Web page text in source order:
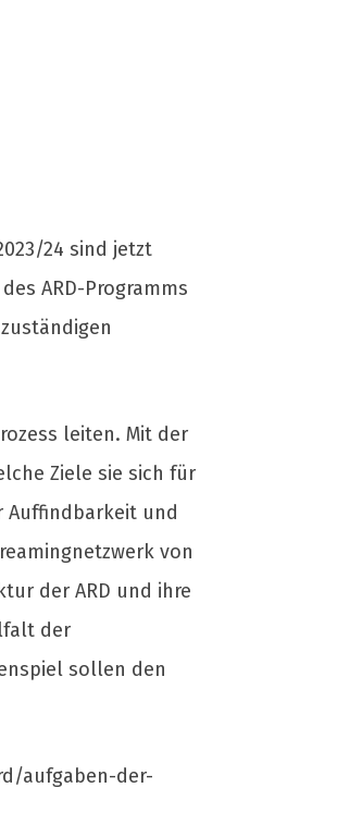
24 sind jetzt
ARD-Programms
leiten. Mit der
Ziele sie sich für
Auffindbarkeit und
von
der ARD und ihre
der
sollen den
aufgaben-der-